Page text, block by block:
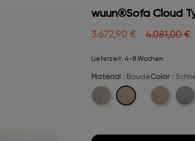
wuun®Sofa Cloud
3.672,90 € 4.081,00 €
Lieferzeit: 4-8 Wochen
Material : Boucle
Velvet Boucle
Color :
Beige-